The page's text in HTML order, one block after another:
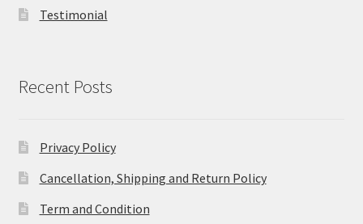
Testimonial
Recent Posts
Privacy Policy
Cancellation, Shipping and Return Policy
Term and Condition